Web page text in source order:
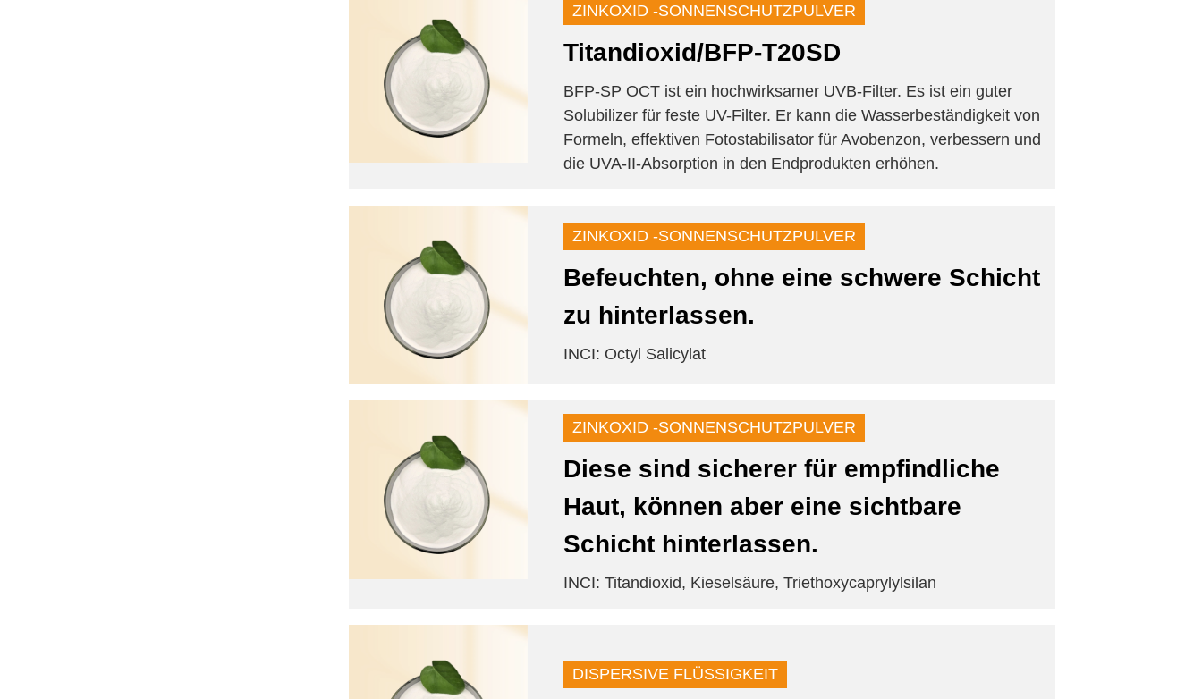
ZINKOXID -SONNENSCHUTZPULVER
Titandioxid/BFP-T20SD
BFP-SP OCT ist ein hochwirksamer UVB-Filter. Es ist ein guter
Solubilizer für feste UV-Filter. Er kann die Wasserbeständigkeit von
Formeln, effektiven Fotostabilisator für Avobenzon, verbessern und
die UVA-II-Absorption in den Endprodukten erhöhen.
ZINKOXID -SONNENSCHUTZPULVER
Befeuchten, ohne eine schwere Schicht
zu hinterlassen.
INCI: Octyl Salicylat
ZINKOXID -SONNENSCHUTZPULVER
Diese sind sicherer für empfindliche
Haut, können aber eine sichtbare
Schicht hinterlassen.
INCI: Titandioxid, Kieselsäure, Triethoxycaprylylsilan
DISPERSIVE FLÜSSIGKEIT